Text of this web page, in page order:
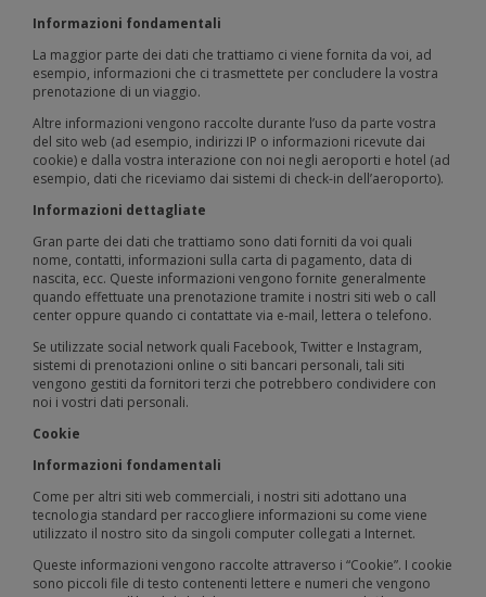
Informazioni fondamentali
La maggior parte dei dati che trattiamo ci viene fornita da voi, ad
esempio, informazioni che ci trasmettete per concludere la vostra
prenotazione di un viaggio.
Altre informazioni vengono raccolte durante l’uso da parte vostra
del sito web (ad esempio, indirizzi IP o informazioni ricevute dai
cookie) e dalla vostra interazione con noi negli aeroporti e hotel (ad
esempio, dati che riceviamo dai sistemi di check-in dell’aeroporto).
Informazioni dettagliate
Gran parte dei dati che trattiamo sono dati forniti da voi quali
nome, contatti, informazioni sulla carta di pagamento, data di
nascita, ecc. Queste informazioni vengono fornite generalmente
quando effettuate una prenotazione tramite i nostri siti web o call
center oppure quando ci contattate via e-mail, lettera o telefono.
Se utilizzate social network quali Facebook, Twitter e Instagram,
sistemi di prenotazioni online o siti bancari personali, tali siti
vengono gestiti da fornitori terzi che potrebbero condividere con
noi i vostri dati personali.
Cookie
Informazioni fondamentali
Come per altri siti web commerciali, i nostri siti adottano una
tecnologia standard per raccogliere informazioni su come viene
utilizzato il nostro sito da singoli computer collegati a Internet.
Queste informazioni vengono raccolte attraverso i “Cookie”. I cookie
sono piccoli file di testo contenenti lettere e numeri che vengono